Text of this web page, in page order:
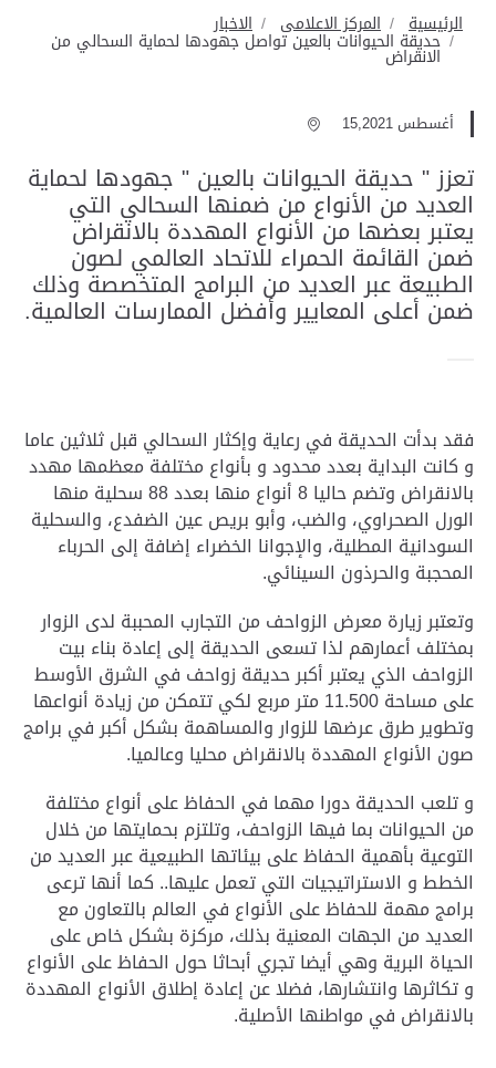
الرئيسية المركز الاعلامى الاخبار
حديقة الحيوانات بالعين تواصل جهودها لحماية السحالي من
الانقراض
أغسطس 15,2021
تعزز " حديقة الحيوانات بالعين " جهودها لحماية
العديد من الأنواع من ضمنها السحالي التي
يعتبر بعضها من الأنواع المهددة بالانقراض
ضمن القائمة الحمراء للاتحاد العالمي لصون
الطبيعة عبر العديد من البرامج المتخصصة وذلك
ضمن أعلى المعايير وأفضل الممارسات العالمية.
فقد بدأت الحديقة في رعاية وإكثار السحالي قبل ثلاثين عاما
و كانت البداية بعدد محدود و بأنواع مختلفة معظمها مهدد
بالانقراض وتضم حاليا 8 أنواع منها بعدد 88 سحلية منها
الورل الصحراوي، والضب، وأبو بريص عين الضفدع، والسحلية
السودانية المطلية، والإجوانا الخضراء إضافة إلى الحرباء
المحجبة والحرذون السينائي.
وتعتبر زيارة معرض الزواحف من التجارب المحببة لدى الزوار
بمختلف أعمارهم لذا تسعى الحديقة إلى إعادة بناء بيت
الزواحف الذي يعتبر أكبر حديقة زواحف في الشرق الأوسط
على مساحة 11.500 متر مربع لكي تتمكن من زيادة أنواعها
وتطوير طرق عرضها للزوار والمساهمة بشكل أكبر في برامج
صون الأنواع المهددة بالانقراض محليا وعالميا.
و تلعب الحديقة دورا مهما في الحفاظ على أنواع مختلفة
من الحيوانات بما فيها الزواحف، وتلتزم بحمايتها من خلال
التوعية بأهمية الحفاظ على بيئاتها الطبيعية عبر العديد من
الخطط و الاستراتيجيات التي تعمل عليها.. كما أنها ترعى
برامج مهمة للحفاظ على الأنواع في العالم بالتعاون مع
العديد من الجهات المعنية بذلك، مركزة بشكل خاص على
الحياة البرية وهي أيضا تجري أبحاثا حول الحفاظ على الأنواع
و تكاثرها وانتشارها، فضلا عن إعادة إطلاق الأنواع المهددة
بالانقراض في مواطنها الأصلية.